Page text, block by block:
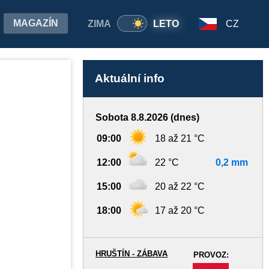
ZIMA LETO
MAGAZÍN CZ
Aktuální info
Sobota 8.8.2026 (dnes)
09:00 18 až 21 °C
12:00 22 °C 0,2 mm
15:00 20 až 22 °C
18:00 17 až 20 °C
PROVOZ:
HRUŠTÍN - ZÁBAVA